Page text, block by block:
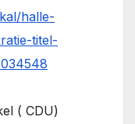
halle-
titel-
( CDU)